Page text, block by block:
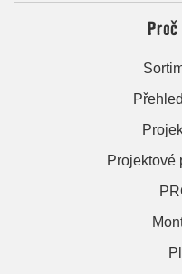
Proč
Projektové